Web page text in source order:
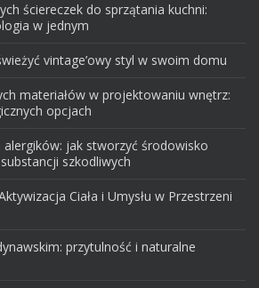
ściereczek do sprzątania kuchni:
w jednym
vintage’owy styl w swoim domu
materiałów w projektowaniu wnętrz:
opcjach
alergików: jak stworzyć środowisko
szkodliwych
Ciała i Umysłu w Przestrzeni
przytulność i naturalne